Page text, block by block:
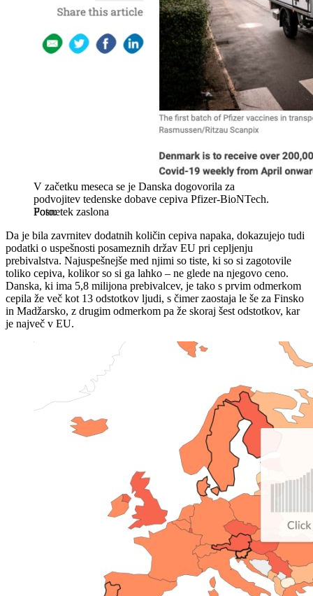
V začetku meseca se je Danska dogovorila za
podvojitev tedenske dobave cepiva Pfizer-BioNTech.
Posnetek zaslona
Da je bila zavrnitev dodatnih količin cepiva napaka, dokazujejo tudi
podatki o uspešnosti posameznih držav EU pri cepljenju
prebivalstva. Najuspešnejše med njimi so tiste, ki so si zagotovile
toliko cepiva, kolikor so si ga lahko – ne glede na njegovo ceno.
Danska, ki ima 5,8 milijona prebivalcev, je tako s prvim odmerkom
cepila že več kot 13 odstotkov ljudi, s čimer zaostaja le še za Finsko
in Madžarsko, z drugim odmerkom pa že skoraj šest odstotkov, kar
je največ v EU.